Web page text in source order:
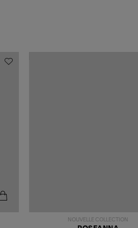
NOUVELLE COLLECTION